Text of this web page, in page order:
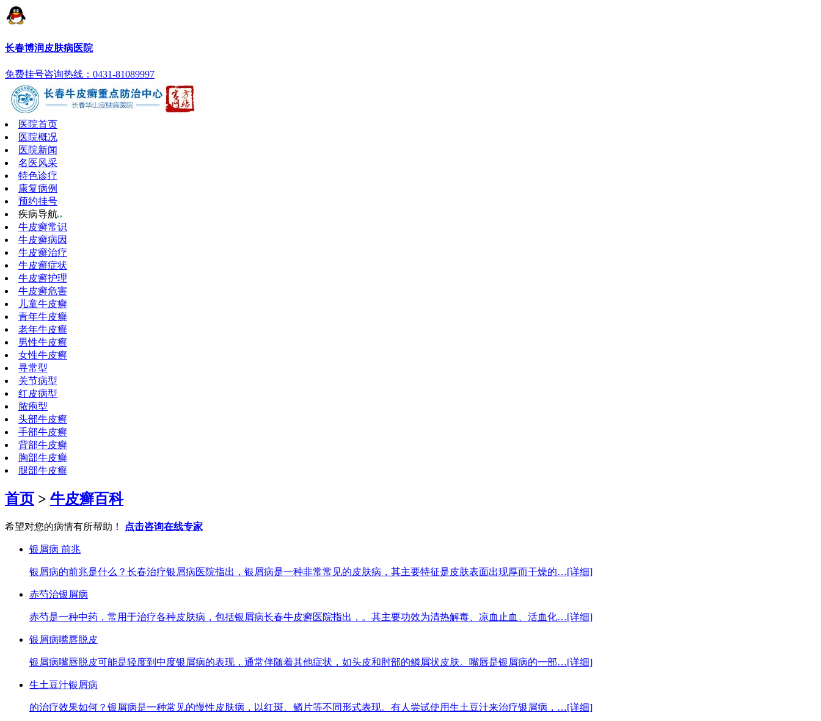
长春博润皮肤病医院
免费挂号咨询热线：0431-81089997
医院首页
医院概况
医院新闻
名医风采
特色诊疗
康复病例
预约挂号
疾病导航
牛皮癣常识
牛皮癣病因
牛皮癣治疗
牛皮癣症状
牛皮癣护理
牛皮癣危害
儿童牛皮癣
青年牛皮癣
老年牛皮癣
男性牛皮癣
女性牛皮癣
寻常型
关节病型
红皮病型
脓疱型
头部牛皮癣
手部牛皮癣
背部牛皮癣
胸部牛皮癣
腿部牛皮癣
首页 > 牛皮癣百科
希望对您的病情有所帮助！ 点击咨询在线专家
银屑病 前兆
银屑病的前兆是什么？长春治疗银屑病医院指出，银屑病是一种非常常见的皮肤病，其主要特征是皮肤表面出现厚而干燥的…[详细]
赤芍治银屑病
赤芍是一种中药，常用于治疗各种皮肤病，包括银屑病长春牛皮癣医院指出，。其主要功效为清热解毒、凉血止血、活血化…[详细]
银屑病嘴唇脱皮
银屑病嘴唇脱皮可能是轻度到中度银屑病的表现，通常伴随着其他症状，如头皮和肘部的鳞屑状皮肤。嘴唇是银屑病的一部…[详细]
生土豆汁银屑病
的治疗效果如何？银屑病是一种常见的慢性皮肤病，以红斑、鳞片等不同形式表现。有人尝试使用生土豆汁来治疗银屑病，…[详细]